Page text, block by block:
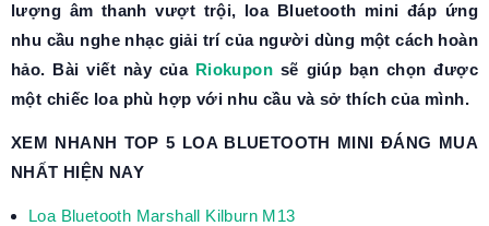
lượng âm thanh vượt trội, loa Bluetooth mini đáp ứng
nhu cầu nghe nhạc giải trí của người dùng một cách hoàn
hảo. Bài viết này của Riokupon sẽ giúp bạn chọn được
một chiếc loa phù hợp với nhu cầu và sở thích của mình.
XEM NHANH TOP 5 LOA BLUETOOTH MINI ĐÁNG MUA
NHẤT HIỆN NAY
Loa Bluetooth Marshall Kilburn M13